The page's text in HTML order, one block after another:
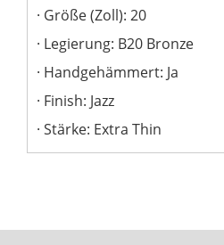
Größe (Zoll): 20
Legierung: B20 Bronze
Handgehämmert: Ja
Finish: Jazz
Stärke: Extra Thin